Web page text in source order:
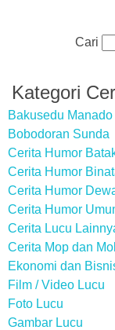
Cari
Kategori
Bakusedu Manado
Bobodoran Sunda
Cerita Humor
Cerita Humor
Cerita Humor
Cerita Humor
Cerita Lucu
Cerita Mop dan
Ekonomi dan
Film / Video Lucu
Foto Lucu
Gambar Lucu